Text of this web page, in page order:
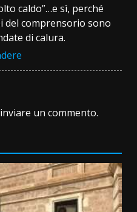
caldo”…e sì, perché
del comprensorio sono
di calura.
un commento.